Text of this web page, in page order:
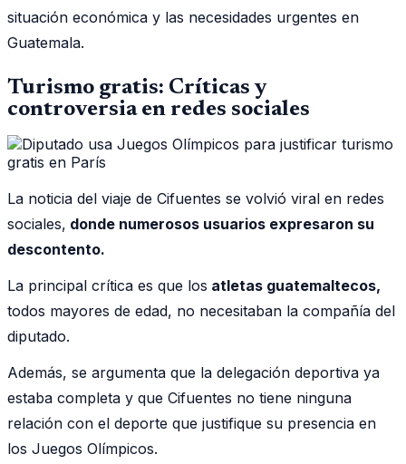
situación económica y las necesidades urgentes en
Guatemala.
Turismo gratis: Críticas y
controversia en redes sociales
La noticia del viaje de Cifuentes se volvió viral en redes
sociales, donde numerosos usuarios expresaron su
descontento.
La principal crítica es que los atletas guatemaltecos,
todos mayores de edad, no necesitaban la compañía del
diputado.
Además, se argumenta que la delegación deportiva ya
estaba completa y que Cifuentes no tiene ninguna
relación con el deporte que justifique su presencia en
los Juegos Olímpicos.